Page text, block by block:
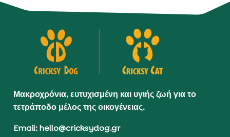
Μακροχρόνια, ευτυχισμένη και υγιής ζωή για το
τετράποδο μέλος της οικογένειας.
Email: hello@cricksydog.gr